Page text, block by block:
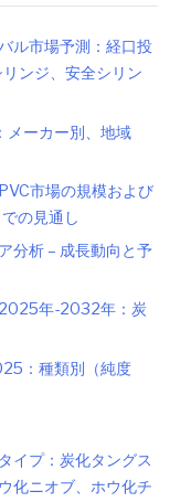
ル市場予測：経口投
ンジ、安全シリン
ーカー別、地域
市場の規模および
の見通し
分析 – 成長動向と予
2025年-2032年：炭
：種類別（純度
イプ：炭化タングス
化ニオブ、ホウ化チ